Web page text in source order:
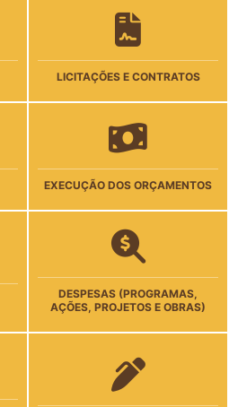
LICITAÇÕES E CONTRATOS
EXECUÇÃO DOS ORÇAMENTOS
DESPESAS (PROGRAMAS,
AÇÕES, PROJETOS E OBRAS)